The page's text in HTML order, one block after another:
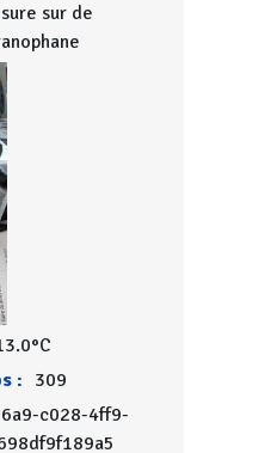
sur de
: 309
c028-4ff9-